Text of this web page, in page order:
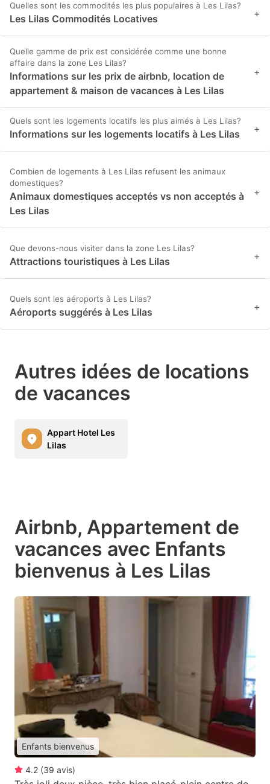
Quelles sont les commodités les plus populaires à Les Lilas?
Les Lilas Commodités Locatives +
Quelle gamme de prix est considérée comme une bonne
affaire dans la zone Les Lilas?
Informations sur les prix de airbnb, location de
appartement & maison de vacances à Les Lilas
+
Quels sont les logements locatifs les plus aimés à Les Lilas?
Informations sur les logements locatifs à Les Lilas +
Combien de logements à Les Lilas refusent les animaux
domestiques?
Animaux domestiques acceptés vs non acceptés à
Les Lilas
+
Que devons-nous visiter dans la zone Les Lilas?
Attractions touristiques à Les Lilas +
Quels sont les aéroports à Les Lilas?
Aéroports suggérés à Les Lilas +
Autres idées de locations
de vacances
Appart Hotel Les
Lilas
Airbnb, Appartement de
vacances avec Enfants
bienvenus à Les Lilas
Enfants bienvenus
4.2 (39 avis)